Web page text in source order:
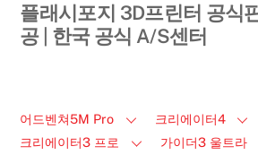
플래시포지 3D프린터 공식
공 | 한국 공식 A/S센터
어드벤쳐5M Pro
크리에이터4
크리에이터3 프로
가이더3 울트라